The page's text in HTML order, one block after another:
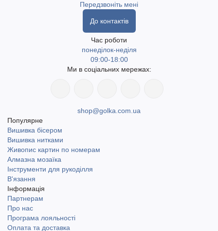
Передзвоніть мені
До контактів
Час роботи
понеділок-неділя
09:00-18:00
Ми в соціальних мережах:
shop@golka.com.ua
Популярне
Вишивка бісером
Вишивка нитками
Живопис картин по номерам
Алмазна мозаїка
Інструменти для рукоділля
В'язання
Інформація
Партнерам
Про нас
Програма лояльності
Оплата та доставка